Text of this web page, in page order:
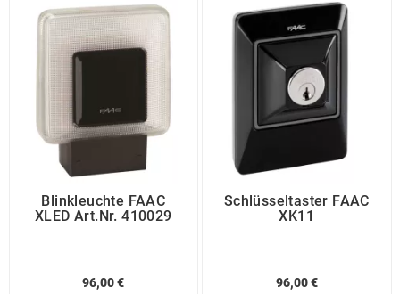
Blinkleuchte FAAC
XLED Art.Nr. 410029
96,00 €
Schlüsseltaster FAAC
XK11
96,00 €